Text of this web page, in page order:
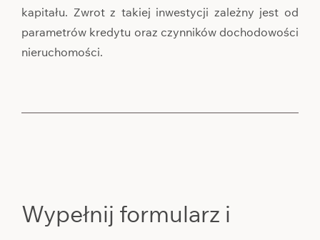
kapitału. Zwrot z takiej inwestycji zależny jest od
parametrów kredytu oraz czynników dochodowości
nieruchomości.
Wypełnij formularz i